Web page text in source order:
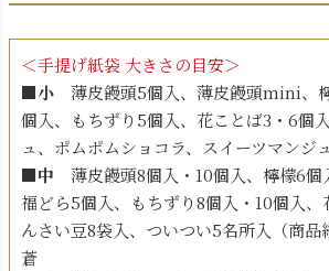
＜手提げ紙袋 大きさの目安＞
■小 薄皮饅頭5個入、薄皮饅頭mini、
個入、もちずり5個入、花ことば3・6個
ュ、ポムポムショコラ、スイーツマンジ
■中 薄皮饅頭8個入・10個入、檸檬6個
福どら5個入、もちずり8個入・10個入、
んさい豆8袋入、ついつい5名所入（商品
蒼